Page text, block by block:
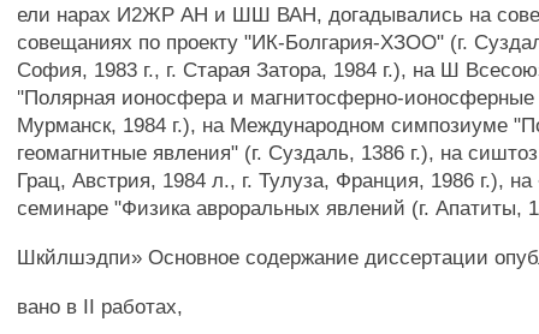
ели нарах И2ЖР АН и ШШ ВАН, догадывались на
совещаниях по проекту "ИК-Болгария-ХЗОО" (г.
София, 1983 г., г. Старая Затора, 1984 г.), на Ш
"Полярная ионосфера и магнитосферно-ионосферные
Мурманск, 1984 г.), на Международном симпозиуме
геомагнитные явления" (г. Суздаль, 1386 г.), на
Грац, Австрия, 1984 л., г. Тулуза, Франция, 1986 г.),
семинаре "Физика авроральных явлений (г. Апатиты,
Шкйлшэдпи» Основное содержание диссертации
вано в II работах,